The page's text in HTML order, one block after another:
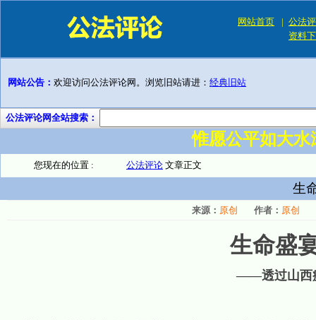
网站首页 | 公法
资料
网站公告： 欢迎访问公法评论网。浏览旧站请进： 经典旧站
公法评论网全站搜索：
惟愿公平如大
您现在的位置 : 公法评论 文章正文
生
来源： 原创 作者： 原创
生命盛
——透过山西